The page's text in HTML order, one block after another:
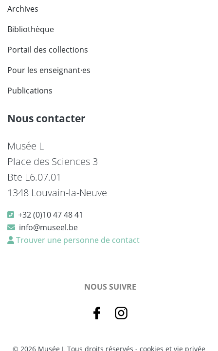
Archives
Bibliothèque
Portail des collections
Pour les enseignant·es
Publications
Nous contacter
Musée L
Place des Sciences 3
Bte L6.07.01
1348 Louvain-la-Neuve
+32 (0)10 47 48 41
info@museel.be
Trouver une personne de contact
NOUS SUIVRE
© 2026 Musée L Tous droits réservés - cookies et vie privée